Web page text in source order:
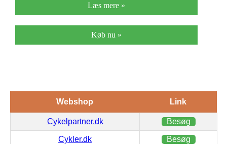
Læs mere »
Køb nu »
Webshop Link
Cykelpartner.dk Besøg
Cykler.dk Besøg